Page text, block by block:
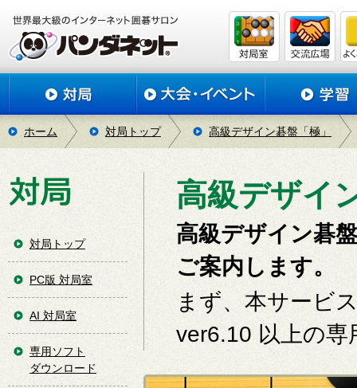
ホーム 対局トップ 高級デザイン碁盤「極」
高級デザイ
高級デザイン碁
ご案内します。
まず、本サービ
ver6.10 以上の
対局トップ
PC版 対局室
AI 対局室
専用ソフト
ダウンロード